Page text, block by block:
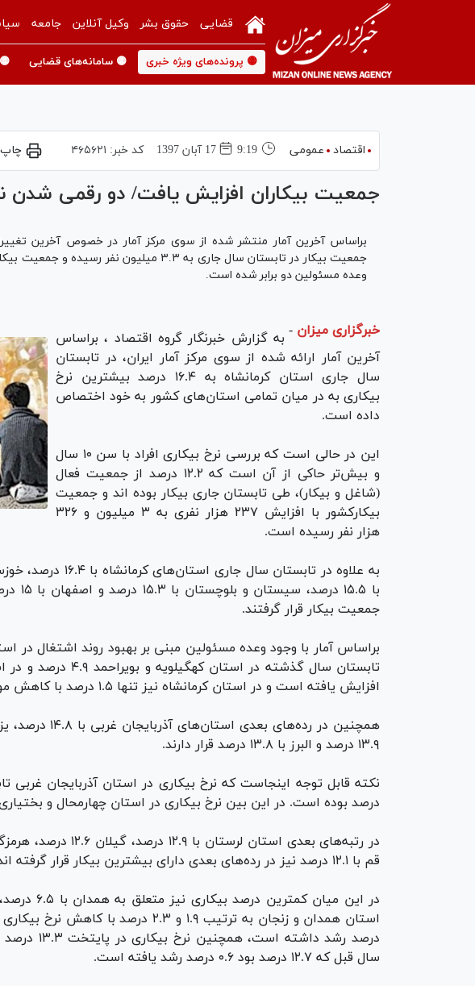
قضایی حقوق بشر وکیل آنلاین جامعه
🟡 پرونده‌های ویژه خبری 🟡 سامانه‌های قضایی
اقتصاد عمومی 9:19 17 آبان 1397 کد خبر: ۴۶۵۶۲۱ چاپ
جمعیت بیکاران افزایش یافت/ دو رقمی شدن نرخ
براساس آخرین آمار منتشر شده از سوی مرکز آمار در خصوص آخرین
جمعیت بیکار در تابستان سال جاری به ۳.۳
وعده مسئولین دو برابر شده است.
خبرگزاری میزان - به گزارش خبرنگار گروه اقتصاد ، براساس
آخرین آمار ارائه شده از سوی مرکز آمار ایران، در تابستان
سال جاری استان کرمانشاه به ۱۶.۴ درصد بیشترین نرخ
بیکاری به در میان تمامی استان‌های کشور به خود اختصاص
داده است.
این در حالی است که بررسی نرخ بیکاری افراد با سن ۱۰ سال
و بیش‌تر حاکی از آن است که ۱۲.۲ درصد از جمعیت فعال
(شاغل و بیکار)، طی تابستان جاری بیکار بوده اند و جمعیت
بیکارکشور با افزایش ۲۳۷ هزار نفری به ۳ میلیون و ۳۲۶
هزار نفر رسیده است.
با
جمعیت بیکار قرار گرفتند.
براساس آمار با وجود وعده مسئولین مبنی بر بهبود روند اشتغال در
افزایش یافته است و در استان کرمانشاه نیز تنها ۱.۵ درصد با کاهش مواجه شده است.
۱۳.۹ درصد و البرز با ۱۳.۸ درصد قرار دارند.
درصد بوده است. در این بین نرخ بیکاری در استان چهارمحال و بختیاری ۵.۹ درصد بهبود یافته
قم با ۱۲.۱ درصد نیز در رده‌های بعدی دارای بیشترین بیکار قرار گرفته اند.
درصد رشد
سال قبل که ۱۲.۷ درصد بود ۰.۶ درصد رشد یافته است.